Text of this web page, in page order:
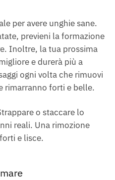
per avere unghie sane.
previeni la formazione
Inoltre, la tua prossima
e durerà più a
ogni volta che rimuovi
rimarranno forti e belle.
o staccare lo
reali. Una rimozione
e lisce.